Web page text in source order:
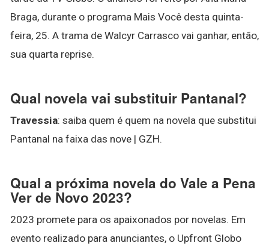
Braga, durante o programa Mais Você desta quinta-
feira, 25. A trama de Walcyr Carrasco vai ganhar, então,
sua quarta reprise.
Qual novela vai substituir Pantanal?
Travessia: saiba quem é quem na novela que substitui
Pantanal na faixa das nove | GZH.
Qual a próxima novela do Vale a Pena
Ver de Novo 2023?
2023 promete para os apaixonados por novelas. Em
evento realizado para anunciantes, o Upfront Globo